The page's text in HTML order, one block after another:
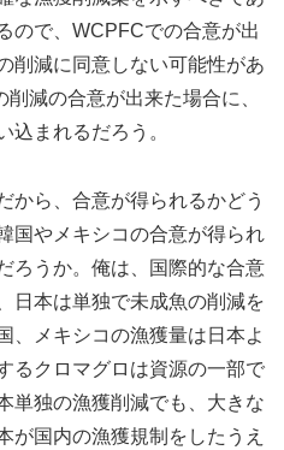
ので、WCPFCでの合意が出
削減に同意しない可能性があ
減の合意が出来た場合に、
込まれるだろう。
から、合意が得られるかどう
国やメキシコの合意が得られ
ろうか。俺は、国際的な合意
日本は単独で未成魚の削減を
、メキシコの漁獲量は日本よ
るクロマグロは資源の一部で
単独の漁獲削減でも、大きな
が国内の漁獲規制をしたうえ